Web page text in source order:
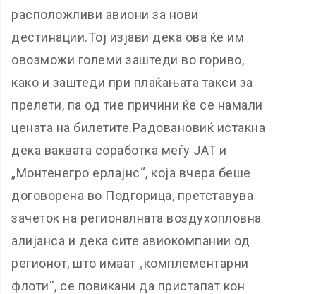
расположливи авиони за нови
дестинации.Тој изјави дека ова ќе им
овозможи големи заштеди во гориво,
како и заштеди при плаќањата такси за
прелети, па од тие причини ќе се намали
цената на билетите.Радовановиќ истакна
дека ваквата соработка меѓу ЈАТ и
„Монтенегро ерлајнс“, која вчера беше
договорена во Подгорица, претставува
зачеток на регионалната воздухопловна
алијанса и дека сите авиокомпании од
регионот, што имаат „комплементарни
флоти“, се повикани да пристапат кон